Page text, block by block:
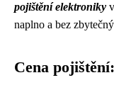
pojištění elektroniky
naplno a bez
Cena